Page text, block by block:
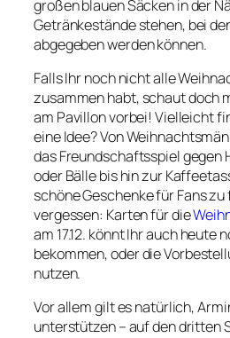
großen blauen Säcken in der
Getränkestände stehen, bei
abgegeben werden können.
Falls Ihr noch nicht alle
zusammen habt, schaut doch
am Pavillon vorbei! Vielleicht
eine Idee? Von
das Freundschaftsspiel gegen
oder Bälle bis hin zur
schöne Geschenke für Fans
vergessen: Karten für die
am 17.12. könnt Ihr auch heute
bekommen, oder die
nutzen.
Vor allem gilt es natürlich,
unterstützen – auf den dritten